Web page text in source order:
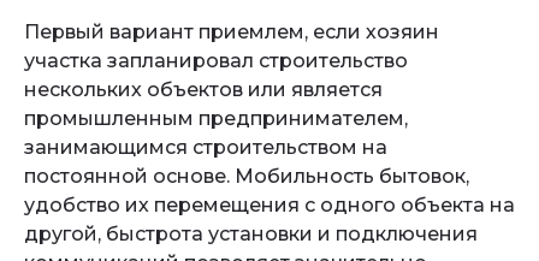
Первый вариант приемлем, если хозяин
участка запланировал строительство
нескольких объектов или является
промышленным предпринимателем,
занимающимся строительством на
постоянной основе. Мобильность бытовок,
удобство их перемещения с одного объекта на
другой, быстрота установки и подключения